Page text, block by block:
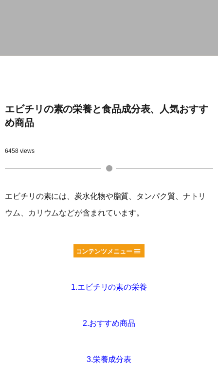
エビチリの素の栄養と食品成分表、人気おすす
め商品
6458 views
エビチリの素には、炭水化物や脂質、タンパク質、ナトリ
ウム、カリウムなどが含まれています。
コンテンツメニュー
1.エビチリの素の栄養
2.おすすめ商品
3.栄養成分表